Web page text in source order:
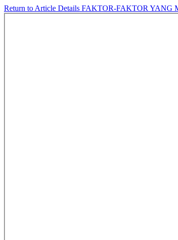
Return to Article Details FAKTOR-FAKTOR YANG